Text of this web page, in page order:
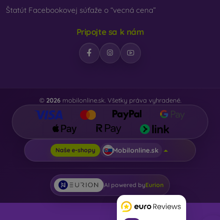
vybrať len ten svoj.
Štatút Facebookovej súťaže o “vecná cena”
Pripojte sa k nám
© 2026mobilonline.sk. Všetky práva vyhradené.
Naše e-shopy Mobilonline.sk
AI powered byEurion